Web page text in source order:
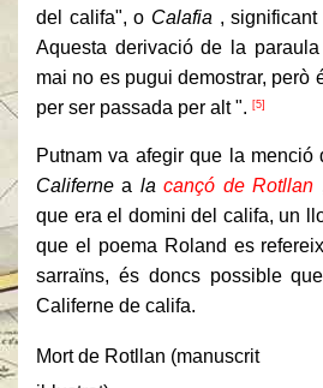
del califa", o Calafia ,
Aquesta derivació de la
mai no es pugui demostrar, però
per ser passada per alt ". [5]
Putnam va afegir que la menció
Califerne a lacançó de Rotllan
que era el domini del califa, un
que el poema Roland es
sarraïns, és doncs possible
Califerne de califa.
Mort de Rotllan (manuscrit